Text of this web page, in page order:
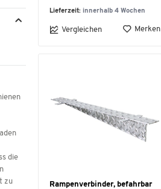
die
zu
Lieferzeit: innerhalb 4 Wochen
Vergleichen Merken
Rampenverbinder, befahrbar